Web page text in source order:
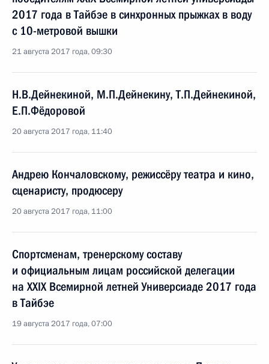
2017 года в Тайбэе в синхронных прыжках в воду
с 10-метровой вышки
21 августа 2017 года, 09:30
Н.В.Дейнекиной, М.П.Дейнекину, Т.П.Дейнекиной,
Е.П.Фёдоровой
20 августа 2017 года, 11:40
Андрею Кончаловскому, режиссёру театра и кино,
сценаристу, продюсеру
20 августа 2017 года, 11:00
Спортсменам, тренерскому составу
и официальным лицам российской делегации
на XXIX Всемирной летней Универсиаде 2017 года
в Тайбэе
19 августа 2017 года, 07:00